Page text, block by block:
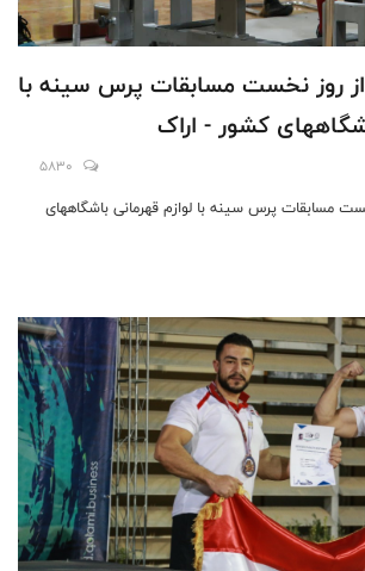
روز نخست مسابقات پرس سینه با
کشور - اراک
5830
مسابقات پرس سینه با لوازم قهرمانی باشگاههای